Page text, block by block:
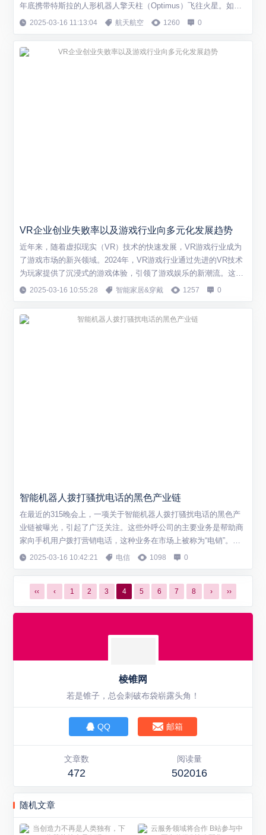
年底携带特斯拉的人形机器人擎天柱（Optimus）飞往火星。如果
这一发射任务及登陆任务进展顺利，SpaceX最早可能在2029年尝
预...
2025-03-16 11:13:04 航天航空 1260 0
VR企业创业失败率以及游戏行业向多元化发展趋势
近年来，随着虚拟现实（VR）技术的快速发展，VR游戏行业成为
了游戏市场的新兴领域。2024年，VR游戏行业通过先进的VR技术
为玩家提供了沉浸式的游戏体验，引领了游戏娱乐的新潮流。这个
行业不仅涵盖了硬件制造、软件开发、内容创作与分发等多个环
与VR技术的结合创新研发力度...
2025-03-16 10:55:28 智能家居&穿戴 1257 0
智能机器人拨打骚扰电话的黑色产业链
在最近的315晚会上，一项关于智能机器人拨打骚扰电话的黑色产
业链被曝光，引起了广泛关注。这些外呼公司的主要业务是帮助商
家向手机用户拨打营销电话，这种业务在市场上被称为“电销”。这
些公司打着“高效触达用户”和“精准拓客”的旗号招揽生意，甚至宣称
倦，可以日夜拨打营销电话，而...
2025-03-16 10:42:21 电信 1098 0
‹‹ ‹ 1 2 3 4 5 6 7 8 › ››
棱锥网
若是锥子，总会刺破布袋崭露头角！
QQ 邮箱
文章数
472
阅读量
502016
随机文章